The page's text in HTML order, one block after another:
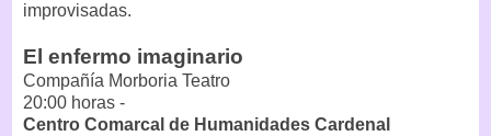
improvisadas.
El enfermo imaginario
Compañía Morboria Teatro
20:00 horas -
Centro Comarcal de Humanidades Cardenal